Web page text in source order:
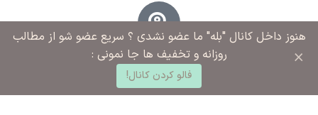
آدرس فروشگاه
ورامین مجتمع ادارات خیابان آزادگان روبروی خیابان ملاهادی
سبزواری نبش کوچه شهید رضایی
هنوز داخل کانال "بله" ما عضو نشدی ؟ سریع عضو شو از مطالب
روزانه و تخفیف ها جا نمونی :
فالو کردن کانال!
×